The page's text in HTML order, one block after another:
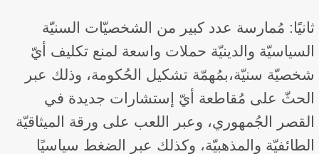
ثانيًا: مُمارسة عدد كبير من الشخصيّات السنيّة
السياسيّة والدينيّة حملات واسعة لمنع تكليف أيّ
شخصيّة سنيّة،بمُهمّة تشكيل الحُكومة، وذلك عبر
الحثّ على مُقاطعة أيّ إستشارات جديدة في
القصر الجُمهوري، وعبر اللعب على ورقة الميثاقيّة
الطائفيّة والمذهبيّة، وكذلك عبر الضغط سياسيًا